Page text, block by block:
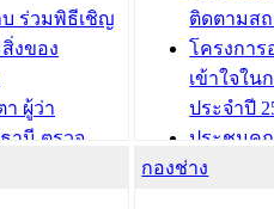
บ ร่วมพิธีเชิญ
งของ
ผู้ว่า
านี ตรวจ
ในการเตรี
ติดตามส
โครงกา
เข้าใจใน
ประจำปี
ประชุมค
ความเสี่ย
กองช่าง